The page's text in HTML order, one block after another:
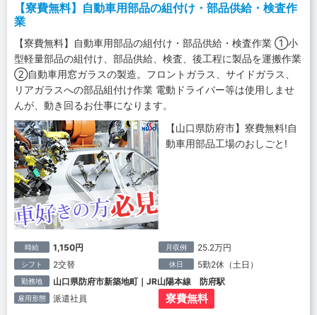
【寮費無料】自動車用部品の組付け・部品供給・検査作
業
【寮費無料】自動車用部品の組付け・部品供給・検査作業 ①小
型軽量部品の組付け、部品供給、検査、後工程に製品を運搬作業
②自動車用窓ガラスの製造。フロントガラス、サイドガラス、
リアガラスへの部品組付け作業 電動ドライバー等は使用しませ
んが、動き回るお仕事になります。
【山口県防府市】寮費無料!自
動車用部品工場のおしごと!
時給 1,150円 月収例 25.2万円
シフト 2交替 休日 5勤2休（土日）
勤務地 山口県防府市新築地町｜JR山陽本線 防府駅
雇用形態 派遣社員 寮費無料